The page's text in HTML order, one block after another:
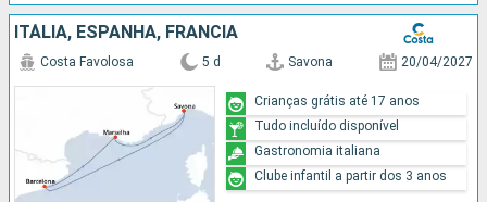
ITÁLIA, ESPANHA, FRANCIA
Costa Favolosa 5 d Savona 20/04/2027
Crianças grátis até 17 anos
Tudo incluído disponível
Gastronomia italiana
Clube infantil a partir dos 3 anos